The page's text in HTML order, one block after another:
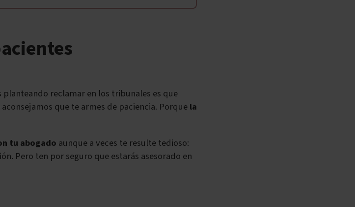
reclamar en los tribunales es que
que te armes de paciencia. Porquela
tu abogado aunque a veces te resulte tedioso:
Pero ten por seguro que estarás asesorado en